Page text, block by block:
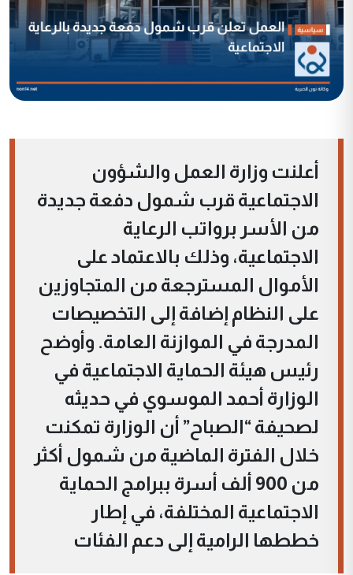
أعلنت وزارة العمل والشؤون
الاجتماعية قرب شمول دفعة جديدة
من الأسر برواتب الرعاية
الاجتماعية، وذلك بالاعتماد على
الأموال المسترجعة من المتجاوزين
على النظام إضافة إلى التخصيصات
المدرجة في الموازنة العامة. وأوضح
رئيس هيئة الحماية الاجتماعية في
الوزارة أحمد الموسوي في حديثه
لصحيفة “الصباح” أن الوزارة تمكنت
خلال الفترة الماضية من شمول أكثر
من 900 ألف أسرة ببرامج الحماية
الاجتماعية المختلفة، في إطار
خططها الرامية إلى دعم الفئات